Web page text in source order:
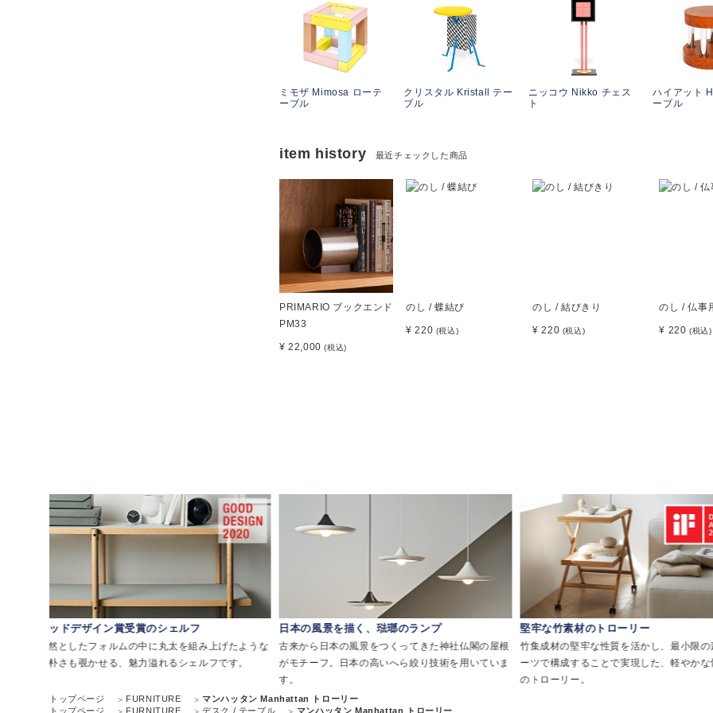
ミモザ Mimosa ローテ
ーブル
クリスタル Kristall テー
ブル
ニッコウ Nikko チェス
ト
ハイアット
ーブル
item history 最近チェックした商品
PRIMARIO ブックエンド
PM33
¥ 22,000(税込)
のし / 蝶結び
¥ 220 (税込)
のし / 結びきり
¥ 220 (税込)
のし / 仏事
¥ 220(税込)
グッドデザイン賞受賞のシェルフ
整然としたフォルムの中に丸太を組み上げたような
素朴さも覗かせる、魅力溢れるシェルフです。
日本の風景を描く、琺瑯のランプ
古来から日本の風景をつくってきた神社仏閣の屋根
がモチーフ。日本の高いへら絞り技術を用いていま
す。
堅牢な竹素材のトローリー
竹集成材の堅牢な性質を活かし、最小限の
ーツで構成することで実現した、軽やか
のトローリー。
トップページ FURNITURE
マンハッタン Manhattan トローリー
トップページ
FURNITURE デスク / テーブル マンハッタン Manhattan トローリー